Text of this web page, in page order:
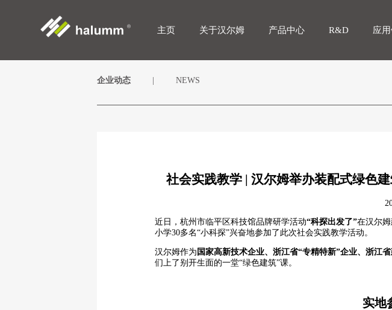
主页 关于汉尔姆 产品中心 R&D 应
企业动态 NEWS
社会实践教学 | 汉尔姆举办装配式绿色
近日，杭州市临平区科技馆品牌研学活动“科探出发了”在汉尔
小学30多名“小科探”兴奋地参加了此次社会实践教学活动。
汉尔姆作为 国家高新技术企业、浙江省“专精特新”企业、浙江
们上了别开生面的一堂“绿色建筑”课。
实地